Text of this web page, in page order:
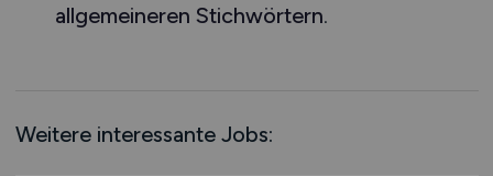
Schleswig-Holstein
Schweiz
allgemeineren Stichwörtern.
Weitere interessante Jobs: